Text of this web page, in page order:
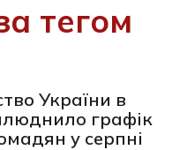
тегом
України в
графік
у серпні